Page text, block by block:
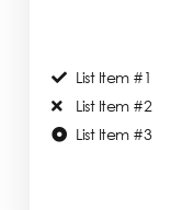
List Item #1
List Item #2
List Item #3